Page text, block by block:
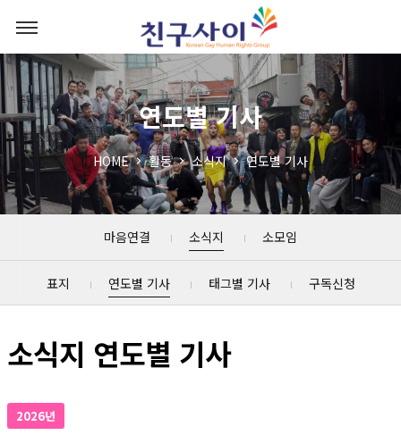
연도별 기사
HOME 활동 소식지 연도별 기사
마음연결 소식지 소모임
표지 연도별 기사 태그별 기사 구독신청
소식지 연도별 기사
2026년